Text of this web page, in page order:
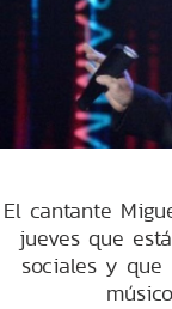
El cantante
jueves que
sociales y que